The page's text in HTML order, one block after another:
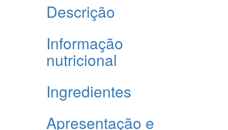
Descrição
Informação
nutricional
Ingredientes
Apresentação e